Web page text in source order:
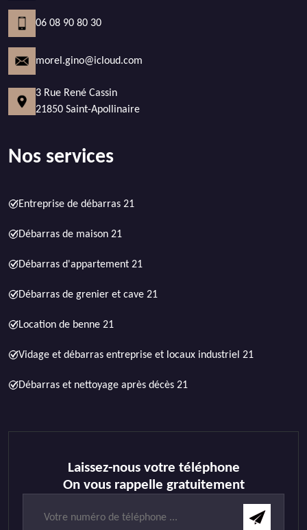
06 08 90 80 30
morel.gino@icloud.com
3 Rue René Cassin
21850 Saint-Apollinaire
Nos services
Entreprise de débarras 21
Débarras de maison 21
Débarras d'appartement 21
Débarras de grenier et cave 21
Location de benne 21
Vidage et débarras entreprise et locaux industriel 21
Débarras et nettoyage après décès 21
Laissez-nous votre téléphone
On vous rappelle gratuitement